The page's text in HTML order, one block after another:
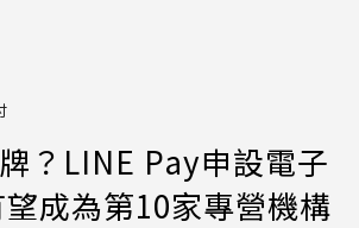
？LINE Pay申設電子
成為第10家專營機構